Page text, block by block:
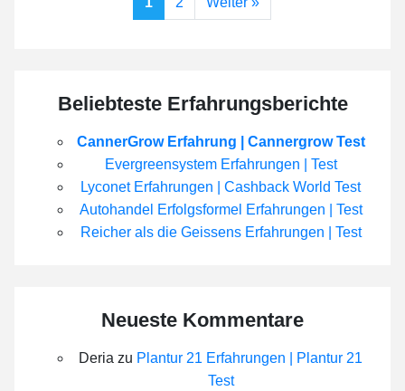
Beliebteste Erfahrungsberichte
CannerGrow Erfahrung | Cannergrow Test
Evergreensystem Erfahrungen | Test
Lyconet Erfahrungen | Cashback World Test
Autohandel Erfolgsformel Erfahrungen | Test
Reicher als die Geissens Erfahrungen | Test
Neueste Kommentare
Deria zu Plantur 21 Erfahrungen | Plantur 21
Test